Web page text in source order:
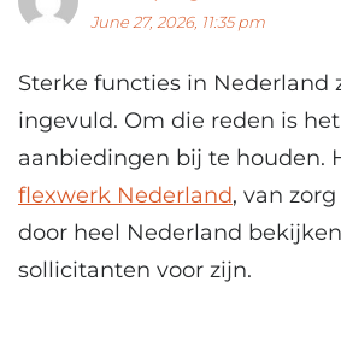
June 27, 2026, 11:35 pm
Sterke functies in Nederland
ingevuld. Om die reden is
aanbiedingen bij te houden.
flexwerk Nederland, van
door heel Nederland
sollicitanten voor zijn.